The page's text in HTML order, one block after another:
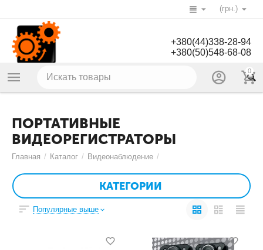
(грн.)
+380(44)338-28-94
+380(50)548-68-08
0
ПОРТАТИВНЫЕ
ВИДЕОРЕГИСТРАТОРЫ
Главная / Каталог / Видеонаблюдение /
КАТЕГОРИИ
Популярные выше